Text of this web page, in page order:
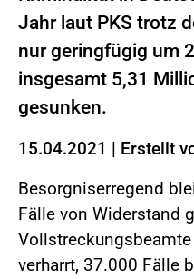
Jahr laut PKS trotz
nur geringfügig um
insgesamt 5,31
gesunken.
15.04.2021 | Erstellt
Besorgniserregend
Fälle von Widerstand
verharrt, 37.000 Fälle